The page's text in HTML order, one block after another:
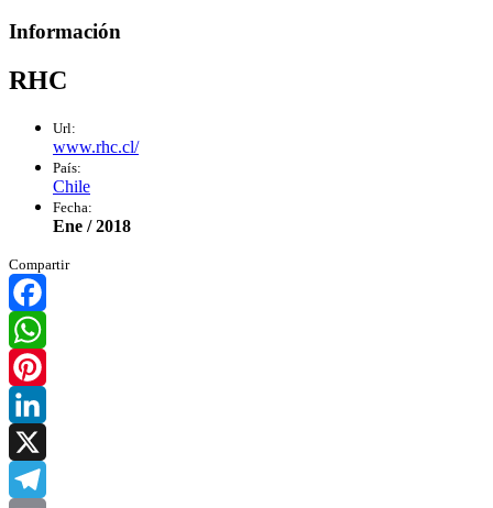
Información
RHC
Url:
www.rhc.cl/
País:
Chile
Fecha:
Ene / 2018
Compartir
Facebook
WhatsApp
Pinterest
LinkedIn
X